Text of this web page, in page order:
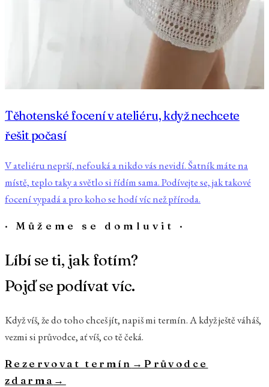
Těhotenské focení v ateliéru, když nechcete
řešit počasí
V ateliéru neprší, nefouká a nikdo vás nevidí. Šatník máte na
místě, teplo taky a světlo si řídím sama. Podívejte se, jak takové
focení vypadá a pro koho se hodí víc než příroda.
· Můžeme se domluvit ·
Líbí se ti, jak fotím?
Pojď se podívat víc.
Když víš, že do toho chceš jít, napiš mi termín. A když ještě váháš,
vezmi si průvodce, ať víš, co tě čeká.
Rezervovat termín →Průvodce
zdarma →